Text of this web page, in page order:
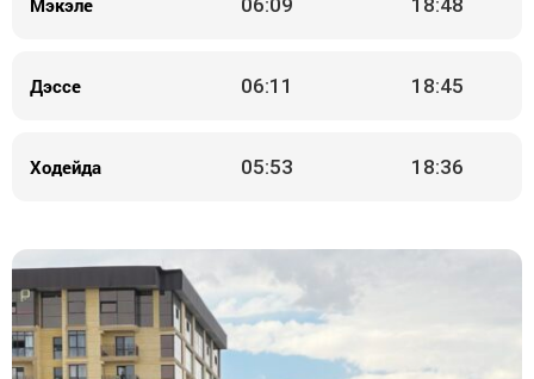
06:09 18:48
Дэссе 06:11 18:45
Ходейда 05:53 18:36